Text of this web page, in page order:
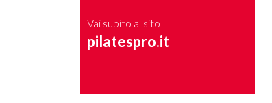
Vai subito al sito
pilatespro.it